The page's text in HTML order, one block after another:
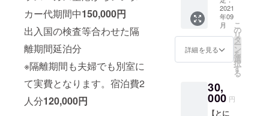
カー代期間中150,000円
出入国の検査等合わせた隔
離期間延泊分
※隔離期間も夫婦でも別室に
て実費となります。宿泊費2
人分120,000円
らめないマ
インドを発
信し、夢が
人を支える
ことを説
い人」ド
リーマープ
（ニッ
クネー
ムでも
OK）と
文字以
内に入
い。 注
意：
『無記
お気持
ちに応
じて上
乗せ支
援も可
程、よ
ろしく
49歳
のチャ
レンジ
をただ
応援し
たい！
へテツ
ローよ
りお礼
2021
年09
月
詳細を見る
こ
の
リ
タ
ー
ン
を
選
択
す
る
30,
000 円
【とに